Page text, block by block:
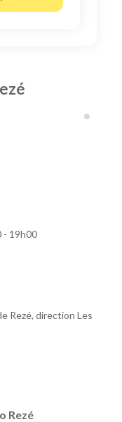
- 19h00
Rezé, direction Les
Rezé